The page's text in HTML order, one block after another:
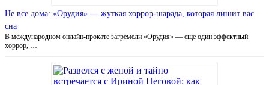
Не все дома: «Орудия» — жуткая хоррор-шарада, которая лишит вас
сна
В международном онлайн-прокате загремели «Орудия» — еще один эффектный
хоррор, …